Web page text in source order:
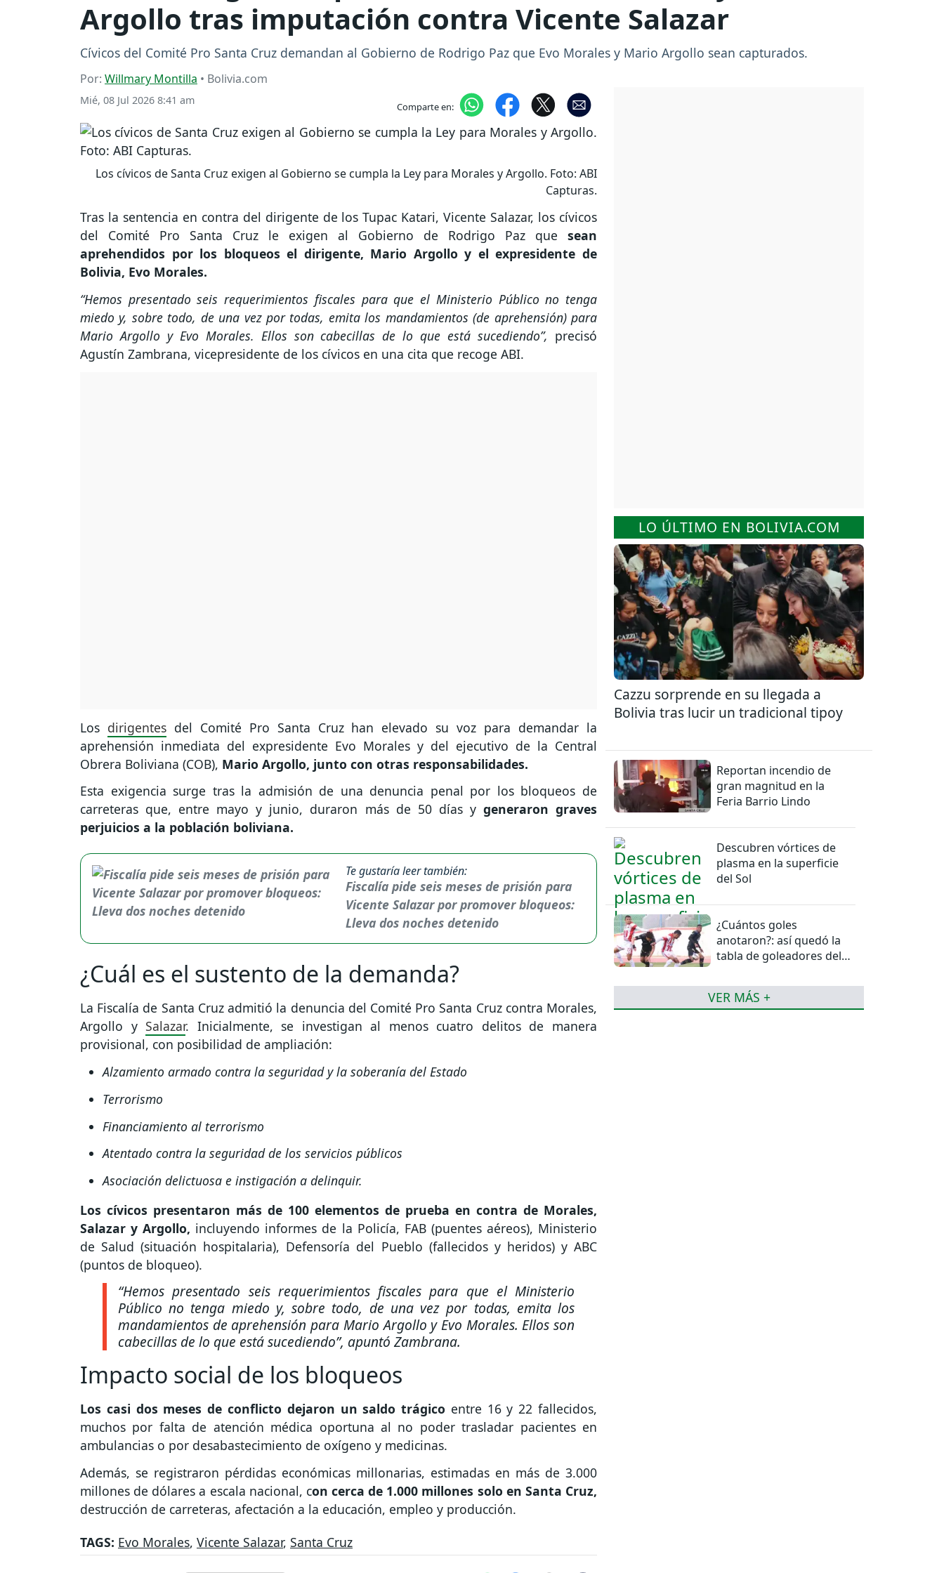
Argollo tras imputación contra Vicente Salazar
Cívicos del Comité Pro Santa Cruz demandan al Gobierno de Rodrigo Paz que Evo Morales y Mario Argollo sean capturados.
Por: Willmary Montilla • Bolivia.com
Mié, 08 Jul 2026 8:41 am Comparte en:
Los cívicos de Santa Cruz exigen al Gobierno se cumpla la Ley para Morales y Argollo. Foto: ABI
Capturas.
Tras la sentencia en contra del dirigente de los Tupac Katari, Vicente Salazar, los cívicos
del Comité Pro Santa Cruz le exigen al Gobierno de Rodrigo Paz que sean
aprehendidos por los bloqueos el dirigente, Mario Argollo y el expresidente de
Bolivia, Evo Morales.
“Hemos presentado seis requerimientos fiscales para que el Ministerio Público no tenga
miedo y, sobre todo, de una vez por todas, emita los mandamientos (de aprehensión) para
Mario Argollo y Evo Morales. Ellos son cabecillas de lo que está sucediendo”, precisó
Agustín Zambrana, vicepresidente de los cívicos en una cita que recoge ABI.
Los dirigentesdel Comité Pro Santa Cruz han elevado su voz para demandar la
aprehensión inmediata del expresidente Evo Morales y del ejecutivo de la Central
Obrera Boliviana (COB), Mario Argollo, junto con otras responsabilidades.
Esta exigencia surge tras la admisión de una denuncia penal por los bloqueos de
carreteras que, entre mayo y junio, duraron más de 50 días y generaron graves
perjuicios a la población boliviana.
Te gustaría leer también:
Fiscalía pide seis meses de prisión para
Vicente Salazar por promover bloqueos:
Lleva dos noches detenido
¿Cuál es el sustento de la demanda?
La Fiscalía de Santa Cruz admitió la denuncia del Comité Pro Santa Cruz contra Morales,
Argollo y Salazar. Inicialmente, se investigan al menos cuatro delitos de manera
provisional, con posibilidad de ampliación:
Alzamiento armado contra la seguridad y la soberanía del Estado
Terrorismo
Financiamiento al terrorismo
Atentado contra la seguridad de los servicios públicos
Asociación delictuosa e instigación a delinquir.
Los cívicos presentaron más de 100 elementos de prueba en contra de Morales,
Salazar y Argollo, incluyendo informes de la Policía, FAB (puentes aéreos), Ministerio
de Salud (situación hospitalaria), Defensoría del Pueblo (fallecidos y heridos) y ABC
(puntos de bloqueo).
“Hemos presentado seis requerimientos fiscales para que el Ministerio
Público no tenga miedo y, sobre todo, de una vez por todas, emita los
mandamientos de aprehensión para Mario Argollo y Evo Morales. Ellos son
cabecillas de lo que está sucediendo”, apuntó Zambrana.
Impacto social de los bloqueos
Los casi dos meses de conflicto dejaron un saldo trágico entre 16 y 22 fallecidos,
muchos por falta de atención médica oportuna al no poder trasladar pacientes en
ambulancias o por desabastecimiento de oxígeno y medicinas.
Además, se registraron pérdidas económicas millonarias, estimadas en más de 3.000
millones de dólares a escala nacional, con cerca de 1.000 millones solo en Santa Cruz,
destrucción de carreteras, afectación a la educación, empleo y producción.
TAGS: Evo Morales, Vicente Salazar, Santa Cruz
LO ÚLTIMO EN BOLIVIA.COM
Cazzu sorprende en su llegada a
Bolivia tras lucir un tradicional tipoy
Reportan incendio de
gran magnitud en la
Feria Barrio Lindo
Descubren vórtices de
plasma en la superficie
del Sol
¿Cuántos goles
anotaron?: así quedó la
tabla de goleadores del
VER MÁS +